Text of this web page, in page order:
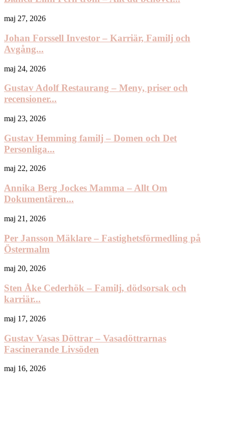
maj 27, 2026
Johan Forssell Investor – Karriär, Familj och
Avgång...
maj 24, 2026
Gustav Adolf Restaurang – Meny, priser och
recensioner...
maj 23, 2026
Gustav Hemming familj – Domen och Det
Personliga...
maj 22, 2026
Annika Berg Jockes Mamma – Allt Om
Dokumentären...
maj 21, 2026
Per Jansson Mäklare – Fastighetsförmedling på
Östermalm
maj 20, 2026
Sten Åke Cederhök – Familj, dödsorsak och
karriär...
maj 17, 2026
Gustav Vasas Döttrar – Vasadöttrarnas
Fascinerande Livsöden
maj 16, 2026